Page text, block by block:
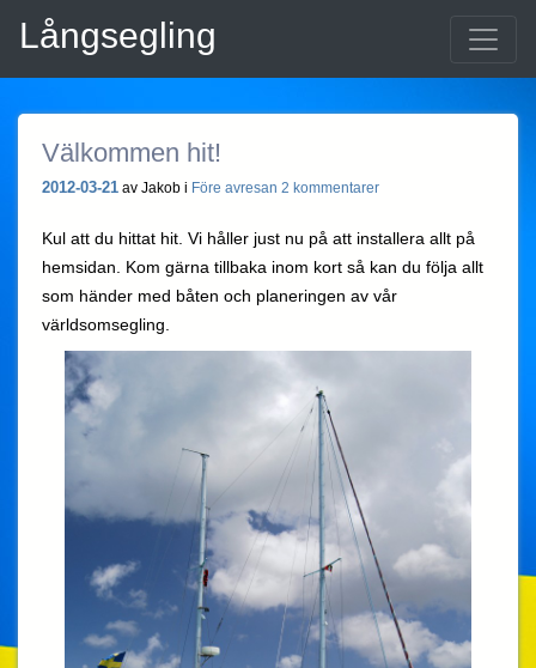
Långsegling
Välkommen hit!
2012-03-21 av Jakob i Före avresan 2 kommentarer
Kul att du hittat hit. Vi håller just nu på att installera allt på
hemsidan. Kom gärna tillbaka inom kort så kan du följa allt
som händer med båten och planeringen av vår
världsomsegling.